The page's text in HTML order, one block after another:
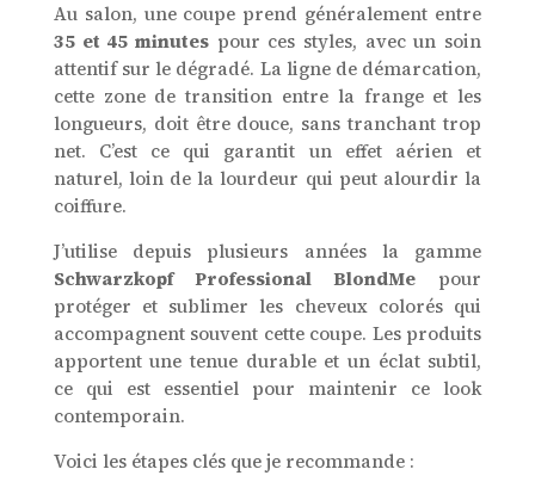
Au salon, une coupe prend généralement entre
35 et 45 minutespour ces styles, avec un soin
attentif sur le dégradé. La ligne de démarcation,
cette zone de transition entre la frange et les
longueurs, doit être douce, sans tranchant trop
net. C’est ce qui garantit un effet aérien et
naturel, loin de la lourdeur qui peut alourdir la
coiffure.
J’utilise depuis plusieurs années la gamme
Schwarzkopf Professional BlondMe pour
protéger et sublimer les cheveux colorés qui
accompagnent souvent cette coupe. Les produits
apportent une tenue durable et un éclat subtil,
ce qui est essentiel pour maintenir ce look
contemporain.
Voici les étapes clés que je recommande :